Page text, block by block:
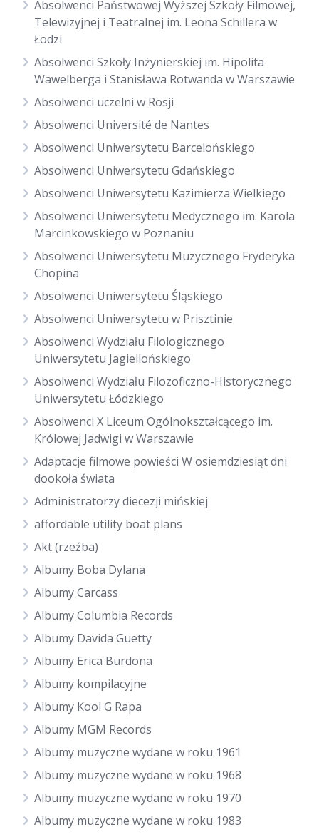
Absolwenci Państwowej Wyższej Szkoły Filmowej,
Telewizyjnej i Teatralnej im. Leona Schillera w
Łodzi
Absolwenci Szkoły Inżynierskiej im. Hipolita
Wawelberga i Stanisława Rotwanda w Warszawie
Absolwenci uczelni w Rosji
Absolwenci Université de Nantes
Absolwenci Uniwersytetu Barcelońskiego
Absolwenci Uniwersytetu Gdańskiego
Absolwenci Uniwersytetu Kazimierza Wielkiego
Absolwenci Uniwersytetu Medycznego im. Karola
Marcinkowskiego w Poznaniu
Absolwenci Uniwersytetu Muzycznego Fryderyka
Chopina
Absolwenci Uniwersytetu Śląskiego
Absolwenci Uniwersytetu w Prisztinie
Absolwenci Wydziału Filologicznego
Uniwersytetu Jagiellońskiego
Absolwenci Wydziału Filozoficzno-Historycznego
Uniwersytetu Łódzkiego
Absolwenci X Liceum Ogólnokształcącego im.
Królowej Jadwigi w Warszawie
Adaptacje filmowe powieści W osiemdziesiąt dni
dookoła świata
Administratorzy diecezji mińskiej
affordable utility boat plans
Akt (rzeźba)
Albumy Boba Dylana
Albumy Carcass
Albumy Columbia Records
Albumy Davida Guetty
Albumy Erica Burdona
Albumy kompilacyjne
Albumy Kool G Rapa
Albumy MGM Records
Albumy muzyczne wydane w roku 1961
Albumy muzyczne wydane w roku 1968
Albumy muzyczne wydane w roku 1970
Albumy muzyczne wydane w roku 1983